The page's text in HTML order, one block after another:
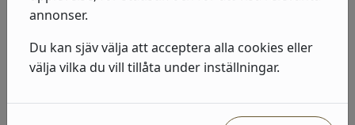
Industri 2
(428209) Beige, Neutral, Geometriska &
Grafiska;Barn
492kr
annonser.
Du kan sjäv välja att acceptera alla cookies eller
välja vilka du vill tillåta under inställningar.